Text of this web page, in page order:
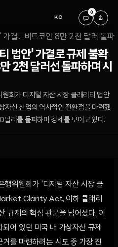
KO
0
법안' 가결로 규제 불확
2천 달러선 돌파하며 시
회가 디지털 자산 시장 클래리티 법안
산 산업의 역사적인 전환점을 마련했
러를 돌파하며 강세를 보이고 있다.
위원회가 '디지털 자산 시장 클
Clarity Act, 이하 클래리
규제의 핵심 관문을 넘어섰다. 이
어 있던 미국 내 가상자산 규제
를 마련하려는 시도 중 가장 진